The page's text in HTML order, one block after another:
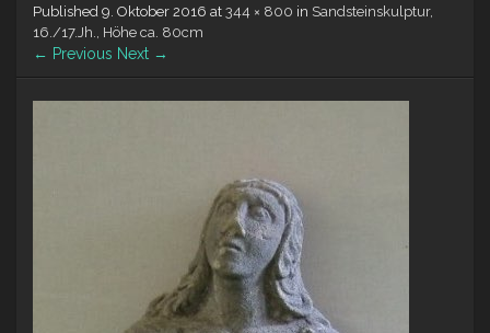
Published 9. Oktober 2016 at 344 × 800 in Sandsteinskulptur,
16./17.Jh., Höhe ca. 80cm
← Previous Next →